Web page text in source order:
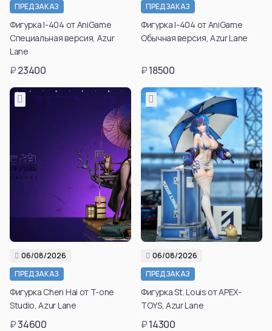
ПРЕДЗАКАЗ
Фигурка I-404 от AniGame
Специальная версия, Azur
Lane
₽23400
ПРЕДЗАКАЗ
Фигурка I-404 от AniGame
Обычная версия, Azur Lane
₽18500
06/08/2026
ПРЕДЗАКАЗ
Фигурка Chen Hai от T-one
Studio, Azur Lane
₽34600
06/08/2026
ПРЕДЗАКАЗ
Фигурка St. Louis от APEX-
TOYS, Azur Lane
₽14300